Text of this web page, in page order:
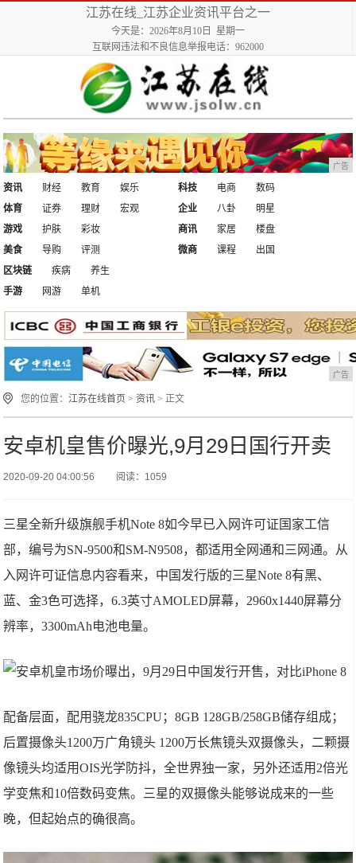
江苏在线_江苏企业资讯平台之一
今天是：2026年8月10日 星期一
互联网违法和不良信息举报电话：962000
广告
资讯 财经 教育
娱乐
体育
证券 理财 宏观
科技 电商
数码
企业
八卦
明星
游戏
护肤
彩妆
美食
导购 评测
商讯 家居
楼盘
微商
课程
出国
区块链
疾病
养生
手游
网游 单机
广告
您的位置：江苏在线首页 >资讯 > 正文
安卓机皇售价曝光,9月29日国行开卖
2020-09-20 04:00:56 阅读：1059
三星全新升级旗舰手机Note 8如今早已入网许可证国家工信
部，编号为SN-9500和SM-N9508，都适用全网通和三网通。从
入网许可证信息内容看来，中国发行版的三星Note 8有黑、
蓝、金3色可选择，6.3英寸AMOLED屏幕，2960x1440屏幕分
辨率，3300mAh电池电量。
配备层面，配用骁龙835CPU；8GB 128GB/258GB储存组成；
后置摄像头1200万广角镜头 1200万长焦镜头双摄像头，二颗摄
像镜头均适用OIS光学防抖，全世界独一家，另外还适用2倍光
学变焦和10倍数码变焦。三星的双摄像头能够说成来的一些
晚，但起始点的确很高。